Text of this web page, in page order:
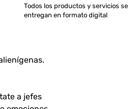
Todos los productos y servicios se
entregan en formato digital
a jefes